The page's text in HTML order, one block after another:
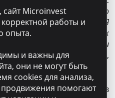
То, что мне особенно
обработка заявки. Я
всего за 1 час, без лишних
безусловно, удобно и
Паустова, район Окница,
ремонт, обратись в
сайт Microinvest
работы и
опыта.
и важны для
они не могут быть
cookies для анализа,
продвижения помогают